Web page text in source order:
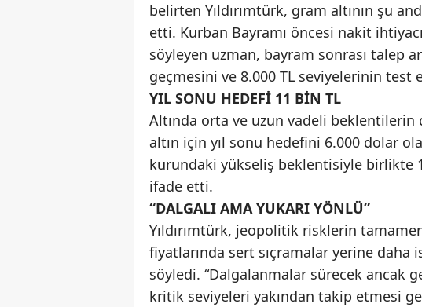
belirten Yıldırımtürk, gram altının şu
etti. Kurban Bayramı öncesi nakit
söyleyen uzman, bayram sonrası talep
geçmesini ve 8.000 TL seviyelerinin
YIL SONU HEDEFİ 11 BİN TL
Altında orta ve uzun vadeli beklentilerin
altın için yıl sonu hedefini 6.000 dolar
kurundaki yükseliş beklentisiyle birlikte
ifade etti.
“DALGALI AMA YUKARI YÖNLÜ”
Yıldırımtürk, jeopolitik risklerin
fiyatlarında sert sıçramalar yerine
söyledi. “Dalgalanmalar sürecek ancak
kritik seviyeleri yakından takip etmesi